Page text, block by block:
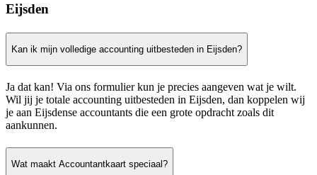
Eijsden
Kan ik mijn volledige accounting uitbesteden in Eijsden?
Ja dat kan! Via ons formulier kun je precies aangeven wat je wilt.
Wil jij je totale accounting uitbesteden in Eijsden, dan koppelen wij
je aan Eijsdense accountants die een grote opdracht zoals dit
aankunnen.
Wat maakt Accountantkaart speciaal?